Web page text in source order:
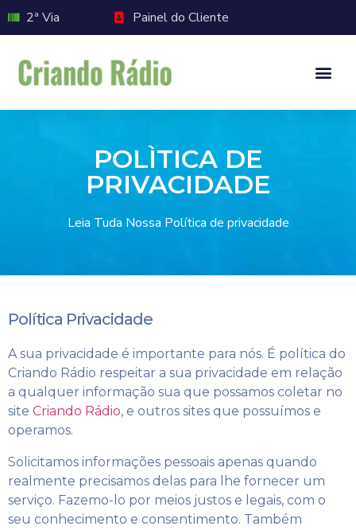
2ª Via Painel do Cliente
POLÌTICA DE
PRIVACIDADE
Leia Tuda Nossa Política de privacidade
Política Privacidade
A sua privacidade é importante para nós. É política do
Criando Rádio respeitar a sua privacidade em relação
a qualquer informação sua que possamos coletar no
site Criando Rádio, e outros sites que possuímos e
operamos.
Solicitamos informações pessoais apenas quando
realmente precisamos delas para lhe fornecer um
serviço. Fazemo-lo por meios justos e legais, com o
seu conhecimento e consentimento. Também